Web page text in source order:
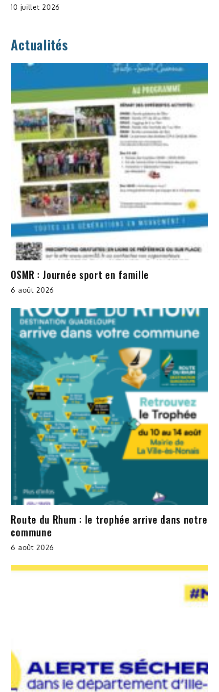
10 juillet 2026
Actualités
OSMR : Journée sport en famille
6 août 2026
Route du Rhum : le trophée arrive dans notre
commune
6 août 2026